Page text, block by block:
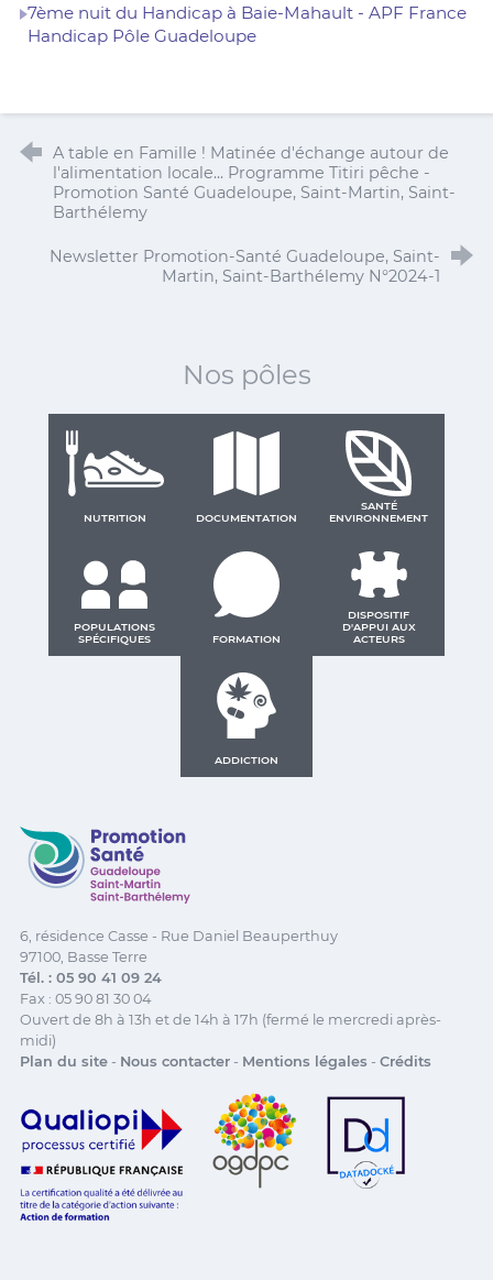
7ème nuit du Handicap à Baie-Mahault - APF France
Handicap Pôle Guadeloupe
A table en Famille ! Matinée d'échange autour de
l'alimentation locale... Programme Titiri pêche -
Promotion Santé Guadeloupe, Saint-Martin, Saint-
Barthélemy
Newsletter Promotion-Santé Guadeloupe, Saint-
Martin, Saint-Barthélemy N°2024-1
Nos pôles
NUTRITION DOCUMENTATION
SANTÉ
ENVIRONNEMENT
POPULATIONS
SPÉCIFIQUES
FORMATION
DISPOSITIF
D'APPUI AUX
ACTEURS
ADDICTION
Promotion Santé Guadeloupe, Saint-Martin, Saint
6, résidence Casse - Rue Daniel Beauperthuy
97100, Basse Terre
Tél. : 05 90 41 09 24
Fax : 05 90 81 30 04
Ouvert de 8h à 13h et de 14h à 17h (fermé le mercredi après-
midi)
Plan du site- Nous contacter- Mentions légales - Crédits